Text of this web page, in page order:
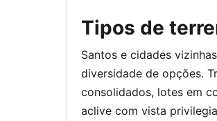
Tipos de
Santos e cidades
diversidade de opções.
consolidados, lotes em
aclive com vista